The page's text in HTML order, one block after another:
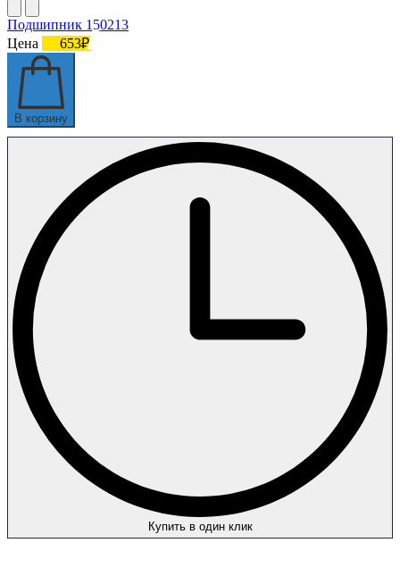
Подшипник 150213
Цена
653₽
В корзину
Купить в один клик